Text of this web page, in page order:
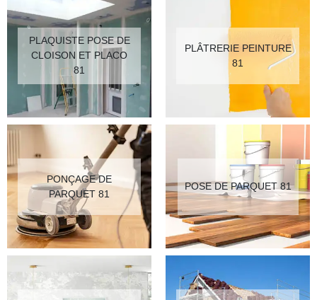
PLAQUISTE POSE DE
CLOISON ET PLACO
81
PLÂTRERIE PEINTURE
81
PONÇAGE DE
PARQUET 81
POSE DE PARQUET 81